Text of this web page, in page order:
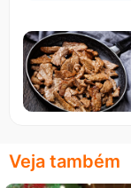
Veja também